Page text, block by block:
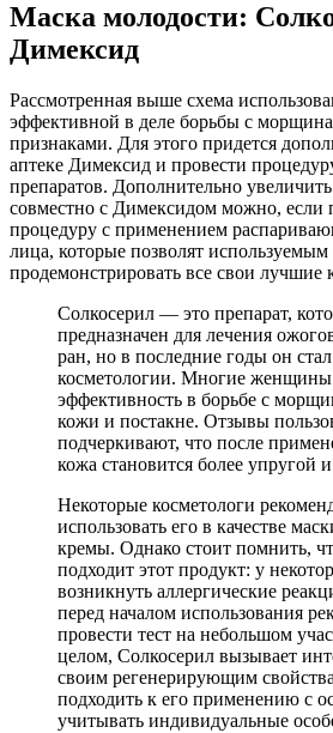
Маска молодости:
Димексид
Рассмотренная выше схема
эффективной в деле борьбы с
признаками. Для этого придется
аптеке Димексид и провести
препаратов. Дополнительно
совместно с Димексидом можно, если
процедуру с применением
лица, которые позволят
продемонстрировать все свои лучшие
Солкосерил — это препарат,
предназначен для лечения
ран, но в последние годы он
косметологии. Многие женщины
эффективность в борьбе с
кожи и постакне. Отзывы
подчеркивают, что после
кожа становится более упругой
Некоторые косметологи
использовать его в качестве
кремы. Однако стоит помнить,
подходит этот продукт: у
возникнуть аллергические
перед началом использования
провести тест на небольшом
целом, Солкосерил вызывает
своим регенерирующим
подходить к его применению с
учитывать индивидуальные